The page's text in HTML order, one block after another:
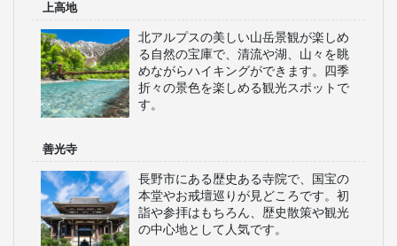
上高地
北アルプスの美しい山岳景観が楽しめ
る自然の宝庫で、清流や湖、山々を眺
めながらハイキングができます。四季
折々の景色を楽しめる観光スポットで
す。
善光寺
長野市にある歴史ある寺院で、国宝の
本堂やお戒壇巡りが見どころです。初
詣や参拝はもちろん、歴史散策や観光
の中心地として人気です。